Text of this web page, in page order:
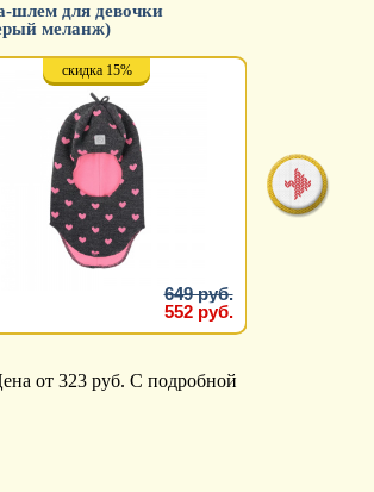
шлем для девочки
меланж)
скидка 15%
649 руб.
552 руб.
от 323 руб. С подробной